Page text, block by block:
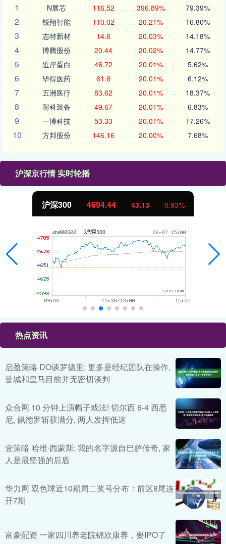
1
N展芯 116.52 396.89% 79.39%
2 锐翔智能 110.02 20.21% 16.80%
3 志特新材 14.8 20.03% 14.18%
4 博腾股份 20.44 20.02% 14.77%
5 近岸蛋白 46.72 20.01% 5.62%
6 毕得医药 61.6 20.01% 6.12%
7 五洲医疗 83.62 20.01% 18.37%
8 耐科装备 49.67 20.01% 6.83%
9 一博科技 53.33 20.01% 17.26%
10 方邦股份 146.16 20.00% 7.68%
沪深京行情 实时轮播
沪深300 4694.44 43.13 0.93%
热点资讯
启盈策略 DO谈罗德里: 更多是经纪团队在操作,
曼城和皇马目前并无密切谈判
众合网 10 分钟上演帽子戏法! 切尔西 6-4 西悉
尼, 佩德罗斩获满分, 两人发挥低迷
壹策略 哈维·西蒙斯: 我的名字源自巴萨传奇, 家
人是最坚强的后盾
华力网 双色球近10期周二奖号分布：前区8尾连
开7期
富豪配资 一家四川养老院锦欣康养，要IPO了